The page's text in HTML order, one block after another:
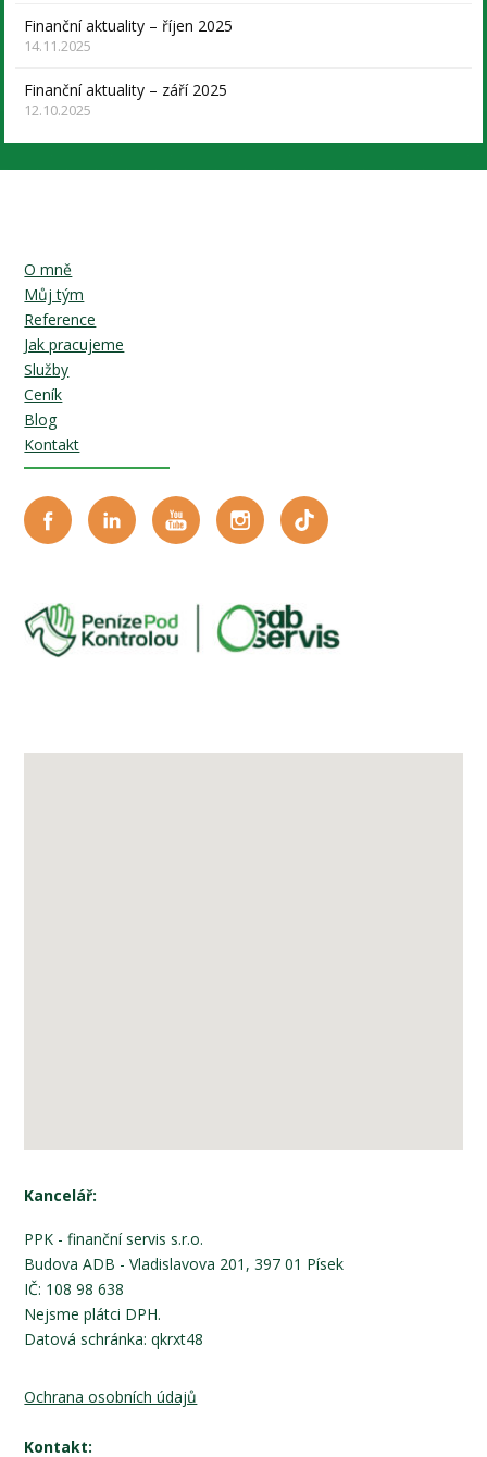
Finanční aktuality – říjen 2025
14.11.2025
Finanční aktuality – září 2025
12.10.2025
O mně
Můj tým
Reference
Jak pracujeme
Služby
Ceník
Blog
Kontakt
Kancelář:
PPK - finanční servis s.r.o.
Budova ADB - Vladislavova 201, 397 01 Písek
IČ: 108 98 638
Nejsme plátci DPH.
Datová schránka: qkrxt48
Ochrana osobních údajů
Kontakt: